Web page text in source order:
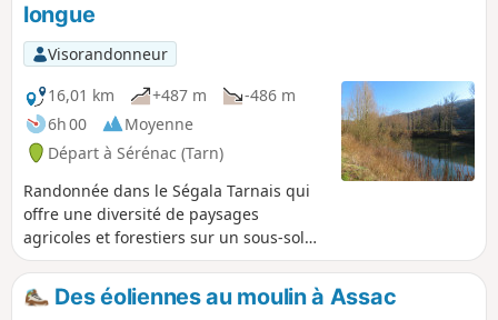
vallée du Tarn que l'on longe un
moment pour revenir sur le plateau par
la rive droite de l'Aygou. Il s'agit d'un
PR® balisé Jaune avec panneaux
indicateurs aux croisements importants.
longue
Visorandonneur
16,01 km
+487 m
-486 m
6h 00
Moyenne
Départ à Sérénac (Tarn)
Randonnée dans le Ségala Tarnais qui
offre une diversité de paysages
agricoles et forestiers sur un sous-sol
schisteux profondément entaillé par de
nombreux ruisseaux et rivières affluents
du Tarn. Ce circuit descend vers la
Des éoliennes au moulin à Assac